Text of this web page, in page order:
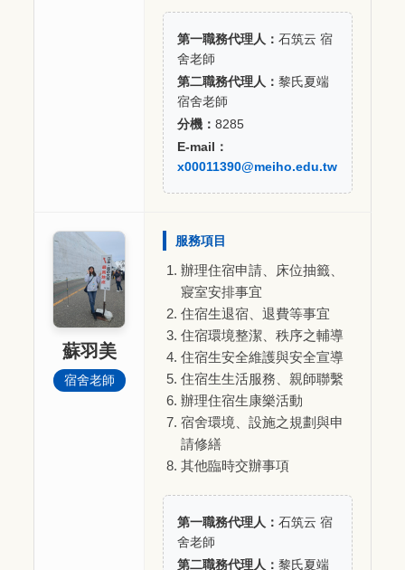
第一職務代理人： 石筑云 宿
舍老師
第二職務代理人： 黎氏夏端
宿舍老師
分機： 8285
E-mail：
x00011390@meiho.edu.tw
蘇羽美
宿舍老師
服務項目
辦理住宿申請、床位抽籤、
寢室安排事宜
住宿生退宿、退費等事宜
住宿環境整潔、秩序之輔導
住宿生安全維護與安全宣導
住宿生生活服務、親師聯繫
辦理住宿生康樂活動
宿舍環境、設施之規劃與申
請修繕
其他臨時交辦事項
第一職務代理人： 石筑云 宿
舍老師
第二職務代理人： 黎氏夏端